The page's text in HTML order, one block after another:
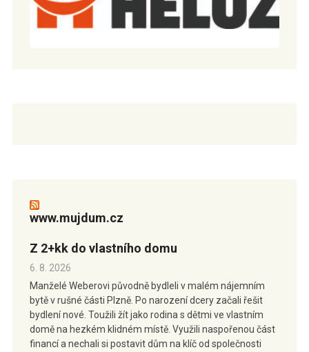
www.mujdum.cz
Z 2+kk do vlastního domu
6. 8. 2026
Manželé Weberovi původně bydleli v malém nájemním
bytě v rušné části Plzně. Po narození dcery začali řešit
bydlení nové. Toužili žít jako rodina s dětmi ve vlastním
domě na hezkém klidném místě. Využili naspořenou část
financí a nechali si postavit dům na klíč od společnosti